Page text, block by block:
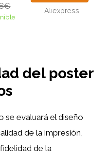
Aliexpress
del poster
se evaluará el diseño
de la impresión,
de la